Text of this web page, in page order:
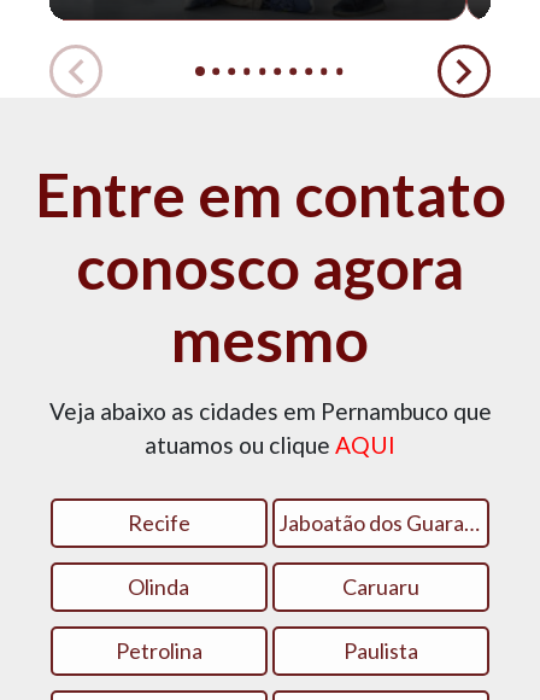
Entre em contato
conosco agora
mesmo
Veja abaixo as cidades em Pernambuco que
atuamos ou clique AQUI
Recife Jaboatão dos Guararapes
Olinda Caruaru
Petrolina Paulista